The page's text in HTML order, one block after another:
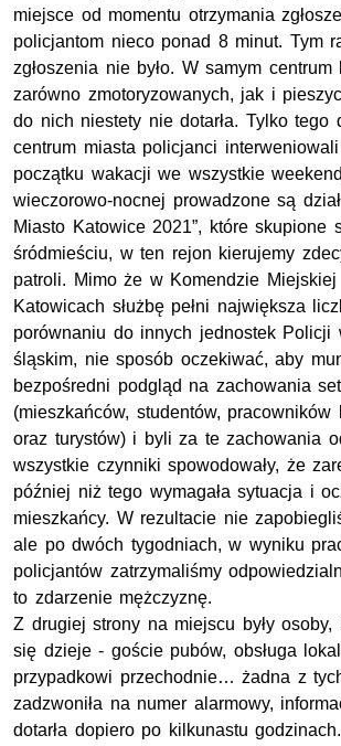
miejsce od momentu otrzymania
policjantom nieco ponad 8 minut. Tym
zgłoszenia nie było. W samym centrum
zarówno zmotoryzowanych, jak i
do nich niestety nie dotarła. Tylko tego
centrum miasta policjanci
początku wakacji we wszystkie
wieczorowo-nocnej prowadzone są
Miasto Katowice 2021”, które skupione
śródmieściu, w ten rejon kierujemy
patroli. Mimo że w Komendzie
Katowicach służbę pełni największa
porównaniu do innych jednostek Policji
śląskim, nie sposób oczekiwać, aby
bezpośredni podgląd na zachowania
(mieszkańców, studentów, pracowników
oraz turystów) i byli za te zachowania
wszystkie czynniki spowodowały, że
później niż tego wymagała sytuacja i
mieszkańcy. W rezultacie nie
ale po dwóch tygodniach, w wyniku
policjantów zatrzymaliśmy
to zdarzenie mężczyznę.
Z drugiej strony na miejscu były osoby,
się dzieje - goście pubów, obsługa
przypadkowi przechodnie… żadna z
zadzwoniła na numer alarmowy,
dotarła dopiero po kilkunastu